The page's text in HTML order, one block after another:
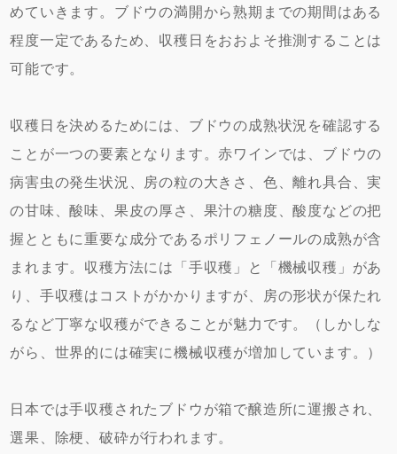
めていきます。ブドウの満開から熟期までの期間はある
程度一定であるため、収穫日をおおよそ推測することは
可能です。
収穫日を決めるためには、ブドウの成熟状況を確認する
ことが一つの要素となります。赤ワインでは、ブドウの
病害虫の発生状況、房の粒の大きさ、色、離れ具合、実
の甘味、酸味、果皮の厚さ、果汁の糖度、酸度などの把
握とともに重要な成分であるポリフェノールの成熟が含
まれます。収穫方法には「手収穫」と「機械収穫」があ
り、手収穫はコストがかかりますが、房の形状が保たれ
るなど丁寧な収穫ができることが魅力です。（しかしな
がら、世界的には確実に機械収穫が増加しています。）
日本では手収穫されたブドウが箱で醸造所に運搬され、
選果、除梗、破砕が行われます。